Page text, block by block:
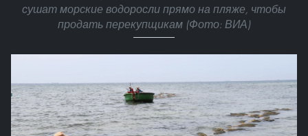
сушат морские водоросли прямо на пляже, чтобы
продать перекупщикам (Фото: ВИА)